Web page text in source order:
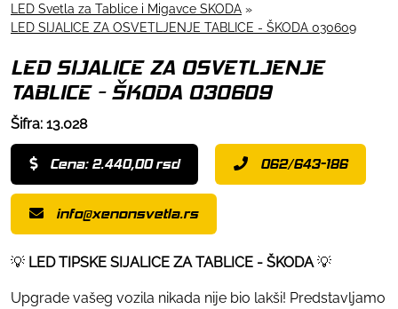
LED Svetla za Tablice i Migavce SKODA »
LED SIJALICE ZA OSVETLJENJE TABLICE - ŠKODA 030609
LED SIJALICE ZA OSVETLJENJE
TABLICE - ŠKODA 030609
Šifra: 13.028
Cena: 2.440,00 rsd 062/643-186
info@xenonsvetla.rs
💡 LED TIPSKE SIJALICE ZA TABLICE - ŠKODA 💡
Upgrade vašeg vozila nikada nije bio lakši! Predstavljamo